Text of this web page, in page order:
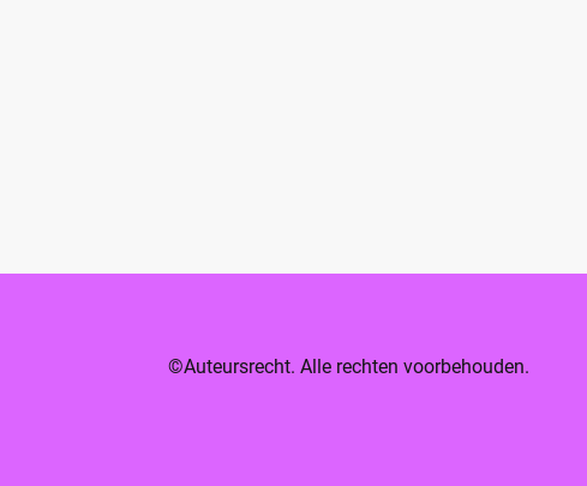
©Auteursrecht. Alle rechten voorbehouden.